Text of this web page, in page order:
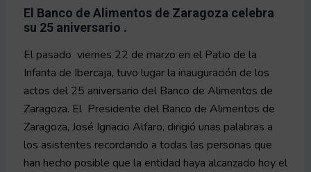
El Banco de Alimentos de Zaragoza celebra
su 25 aniversario .
El pasado viernes 22 de marzo en el Patio de la
Infanta de Ibercaja, tuvo lugar la inauguración de los
actos del 25 aniversario del Banco de Alimentos de
Zaragoza. El Presidente del Banco de Alimentos de
Zaragoza, José Ignacio Alfaro, dirigió unas palabras a
los asistentes recordando a todas las personas que
han hecho posible que la entidad haya alcanzado hoy el